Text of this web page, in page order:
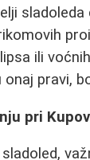
ili
pravi,
pri